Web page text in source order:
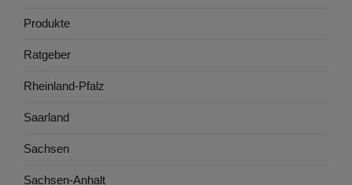
Produkte
Ratgeber
Rheinland-Pfalz
Saarland
Sachsen
Sachsen-Anhalt